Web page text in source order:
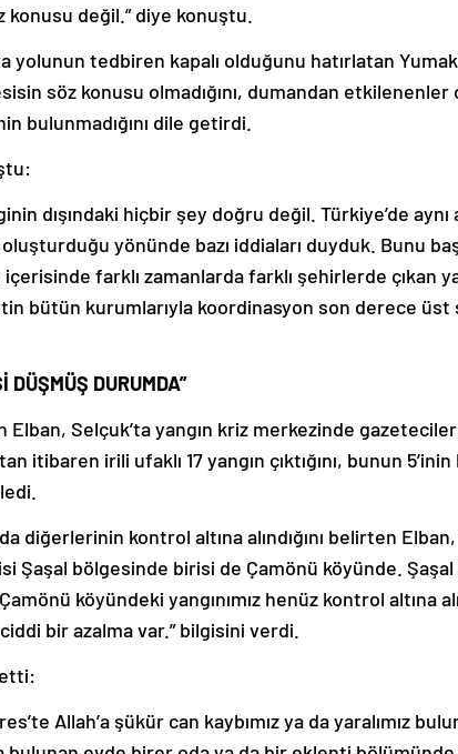
konusu değil.” diye konuştu.
yolunun tedbiren kapalı olduğunu hatırlatan
söz konusu olmadığını, dumandan etkilenenler
bulunmadığını dile getirdi.
dışındaki hiçbir şey doğru değil. Türkiye’de aynı
yönünde bazı iddiaları duyduk. Bunu
farklı zamanlarda farklı şehirlerde çıkan
bütün kurumlarıyla koordinasyon son derece üst
DURUMDA”
Elban, Selçuk’ta yangın kriz merkezinde
itibaren irili ufaklı 17 yangın çıktığını, bunun 5’inin
diğerlerinin kontrol altına alındığını belirten
Şaşal bölgesinde birisi de Çamönü köyünde.
köyündeki yangınımız henüz kontrol altına
bir azalma var.” bilgisini verdi.
Allah’a şükür can kaybımız ya da yaralımız